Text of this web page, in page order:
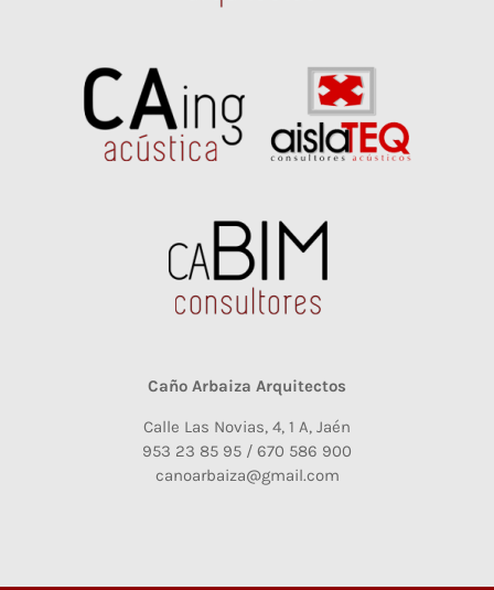
Caño Arbaiza Arquitectos
Calle Las Novias, 4, 1 A, Jaén
953 23 85 95 / 670 586 900
canoarbaiza@gmail.com